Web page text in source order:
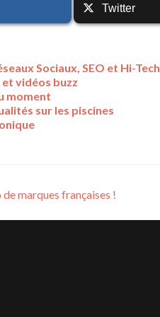
Twitter
Sociaux, SEO et Hi-Tech
vidéos buzz
moment
sur les piscines
marques françaises !